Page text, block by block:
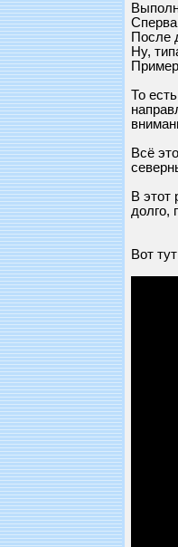
После
Ну,
То
Всё
В этот
долго,
Вот